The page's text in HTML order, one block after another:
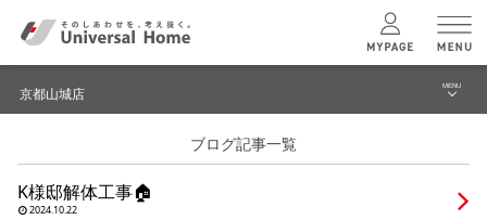
ユニバーサルホームの特長
京都山城店 MENU
建築実例・事例
ブログ記事一覧
K様邸解体工事🏠
2024.10.22